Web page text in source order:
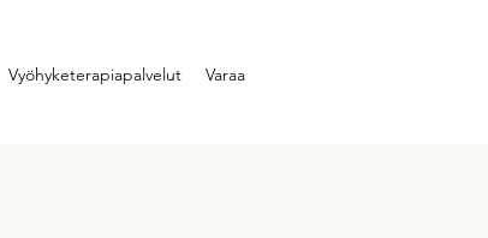
Vyöhyketerapiapalvelut Varaa